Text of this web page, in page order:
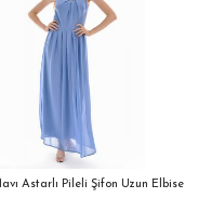
Astarlı Pileli Şifon Uzun Elbise